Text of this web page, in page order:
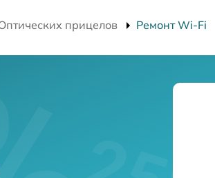
прицелов Ремонт Wi-Fi